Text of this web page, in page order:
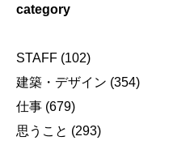
category
STAFF (102)
建築・デザイン (354)
仕事 (679)
思うこと (293)